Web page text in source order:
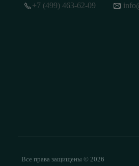
+7 (499) 463-62-09
Все права защищены © 2026